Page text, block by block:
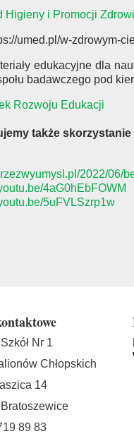
Higieny i Promocji
umed.pl/w-zdrowym-
edukacyjne dla
badawczego pod
Rozwoju Edukacji
także
2022/06/
4aG0hEbFOWM
5uFVLSzrp1w
Nr 1
Chłopskich
14
89 83